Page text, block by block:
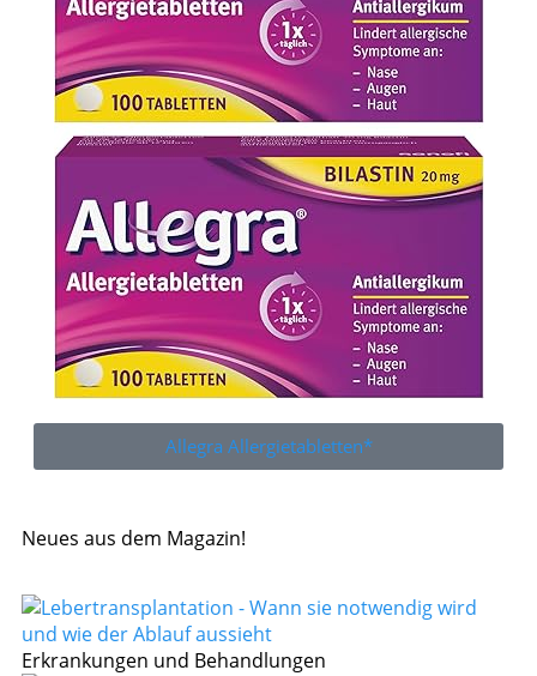
Allegra Allergietabletten*
Neues aus dem Magazin!
Erkrankungen und Behandlungen